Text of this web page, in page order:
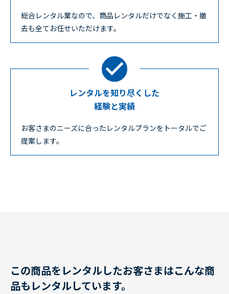
総合レンタル業なので、商品レンタルだけでなく施工・撤
去も全てお任せいただけます。
レンタルを知り尽くした
経験と実績
お客さまのニーズに合ったレンタルプランをトータルでご
提案します。
この商品をレンタルしたお客さまはこんな商
品もレンタルしています。